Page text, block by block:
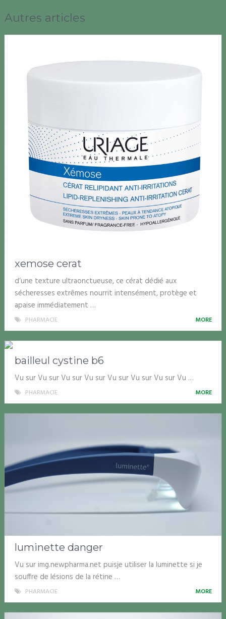
Autres articles
xemose cerat
d’une texture ultraonctueuse, ce cérat dédié aux
sécheresses extrêmes nourrit intensément, protège et
apaise immédiatement …
PHARMACIE MORE
bailleul cystine b6
Vu sur Vu sur Vu sur Vu sur Vu sur Vu sur Vu sur Vu …
PHARMACIE MORE
luminette danger
Vu sur img.newpharma.net puisje utiliser la luminette si je
souffre de lésions de la rétine …
PHARMACIE MORE